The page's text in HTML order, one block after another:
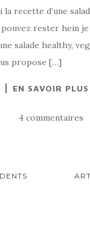
recette d’une
rester hein
salade healthy,
propose […]
EN SAVOIR PLUS
4 commentaires